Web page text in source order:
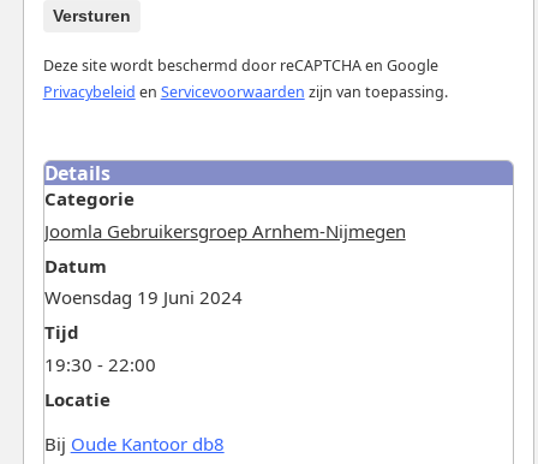
Versturen
Deze site wordt beschermd door reCAPTCHA en Google
Privacybeleid en Servicevoorwaarden zijn van toepassing.
Details
Categorie
Joomla Gebruikersgroep Arnhem-Nijmegen
Datum
Woensdag 19 Juni 2024
Tijd
19:30 - 22:00
Locatie
Bij Oude Kantoor db8